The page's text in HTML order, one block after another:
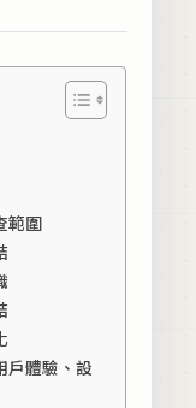
範圍
戶體驗、設